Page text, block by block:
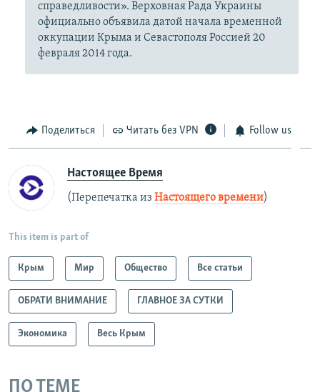
справедливости». Верховная Рада Украины
официально объявила датой начала временной
оккупации Крыма и Севастополя Россией 20
февраля 2014 года.
Поделиться Читать без VPN Follow us
Настоящее Время
(Перепечатка из Настоящего времени)
This item is part of
Крым Мир Общество Все статьи
ОБРАТИ ВНИМАНИЕ ГЛАВНОЕ ЗА СУТКИ
Экономика Весь Крым
ПО ТЕМЕ